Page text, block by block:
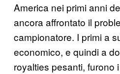
America nei primi anni
ancora affrontato il
campionatore. I primi a
economico, e quindi a
royalties pesanti, furono